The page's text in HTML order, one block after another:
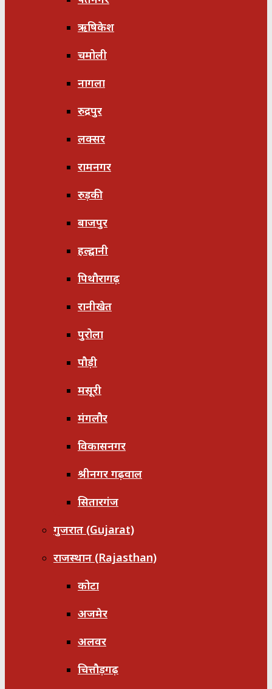
ऋषिकेश
चमोली
नागला
रुद्रपुर
लक्सर
रामनगर
रुड़की
बाजपुर
हल्द्वानी
पिथौरागढ़
रानीखेत
पुरोला
पौड़ी
मसूरी
मंगलौर
विकासनगर
श्रीनगर गढ़वाल
सितारगंज
गुजरात (Gujarat)
राजस्थान (Rajasthan)
कोटा
अजमेर
अलवर
चित्तौड़गढ़